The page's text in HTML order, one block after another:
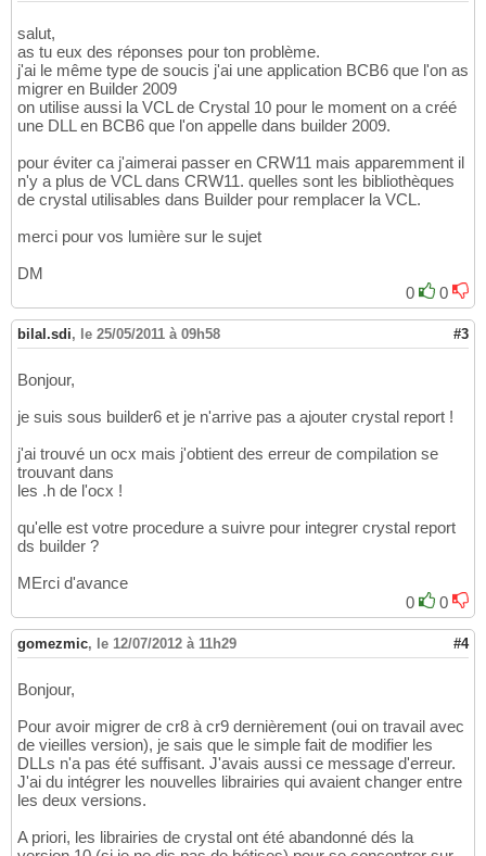
salut,
as tu eux des réponses pour ton problème.
j'ai le même type de soucis j'ai une application BCB6 que l'on as
migrer en Builder 2009
on utilise aussi la VCL de Crystal 10 pour le moment on a créé
une DLL en BCB6 que l'on appelle dans builder 2009.
pour éviter ca j'aimerai passer en CRW11 mais apparemment il
n'y a plus de VCL dans CRW11. quelles sont les bibliothèques
de crystal utilisables dans Builder pour remplacer la VCL.
merci pour vos lumière sur le sujet
DM
0
0
bilal.sdi, le 25/05/2011 à 09h58 #3
Bonjour,
je suis sous builder6 et je n'arrive pas a ajouter crystal report !
j'ai trouvé un ocx mais j'obtient des erreur de compilation se
trouvant dans
les .h de l'ocx !
qu'elle est votre procedure a suivre pour integrer crystal report
ds builder ?
MErci d'avance
0
0
gomezmic, le 12/07/2012 à 11h29 #4
Bonjour,
Pour avoir migrer de cr8 à cr9 dernièrement (oui on travail avec
de vieilles version), je sais que le simple fait de modifier les
DLLs n'a pas été suffisant. J'avais aussi ce message d'erreur.
J'ai du intégrer les nouvelles librairies qui avaient changer entre
les deux versions.
A priori, les librairies de crystal ont été abandonné dés la